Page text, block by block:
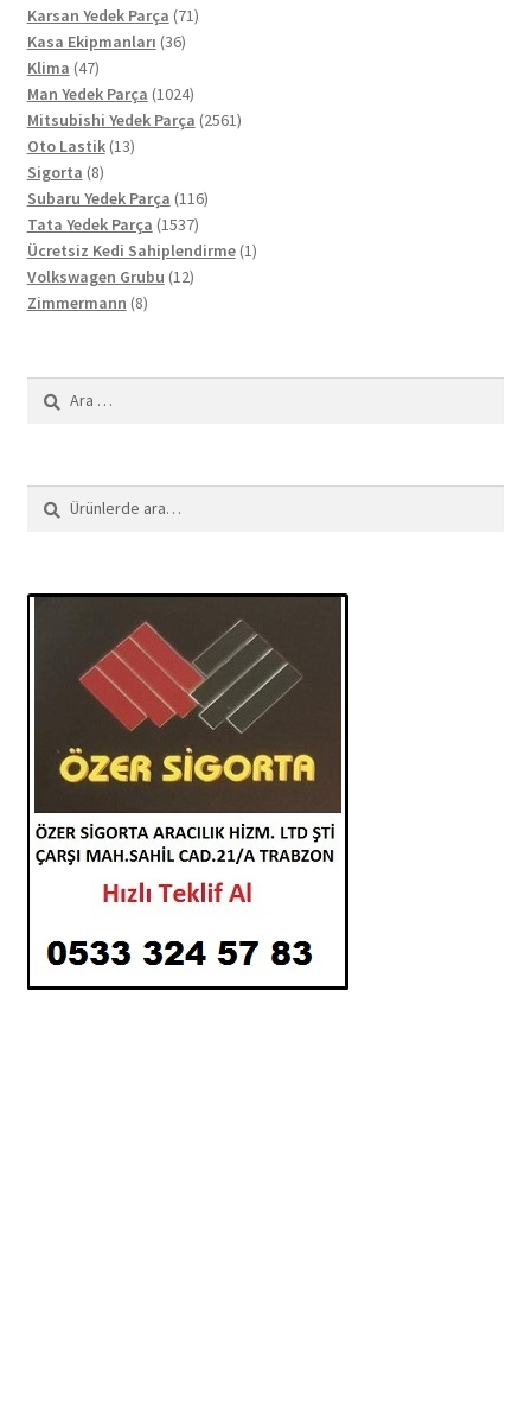
ürün
Karsan Yedek Parça 7171
Kasa Ekipmanları 3636
Klima 4747
ürün
Man Yedek Parça 10241024
ürün
Mitsubishi Yedek Parça 25612561
Oto Lastik 1313
Sigorta 88
ürün
Subaru Yedek Parça 116116
Tata Yedek Parça 15371537
ürün
Ücretsiz Kedi Sahiplendirme 11
Volkswagen Grubu 1212
Zimmermann 88
Arama:
Ara:
Ara